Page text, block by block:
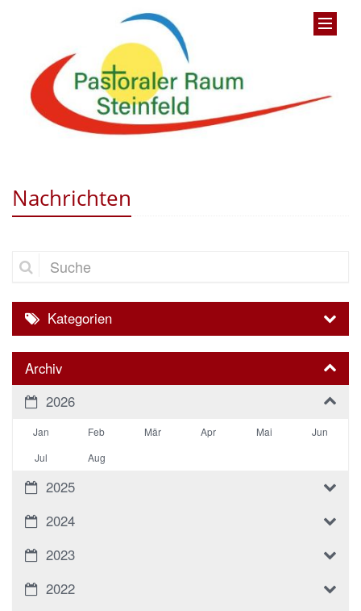
Nachrichten
Suche
Kategorien
Archiv
2026
Jan Feb Mär Apr Mai
Jun
Jul
Aug
2025
2024
2023
2022